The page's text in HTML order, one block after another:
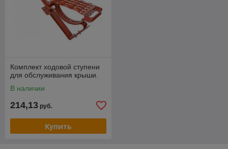
Комплект ходовой ступени
для обслуживания крыши.
В наличии
214,13 руб.
Купить